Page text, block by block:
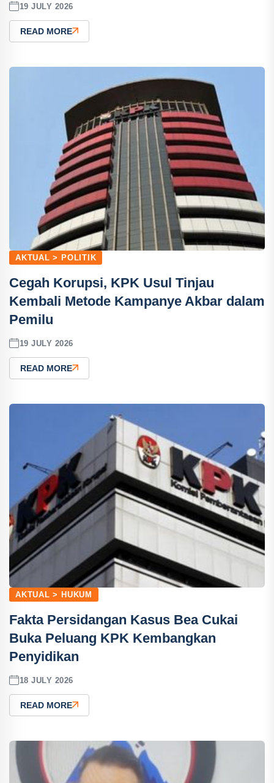
19 JULY 2026
READ MORE
AKTUAL > POLITIK
Cegah Korupsi, KPK Usul Tinjau
Kembali Metode Kampanye Akbar dalam
Pemilu
19 JULY 2026
READ MORE
AKTUAL > HUKUM
Fakta Persidangan Kasus Bea Cukai
Buka Peluang KPK Kembangkan
Penyidikan
18 JULY 2026
READ MORE